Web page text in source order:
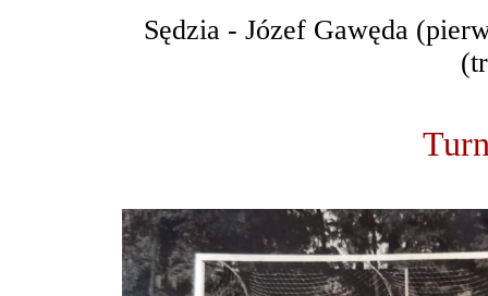
Sędzia - Józef Gawęda